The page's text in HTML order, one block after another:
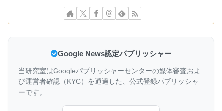
Google News認定パブリッシャー
当研究室はGoogleパブリッシャーセンターの媒体審査およ
び運営者確認（KYC）を通過した、公式登録パブリッシャ
ーです。